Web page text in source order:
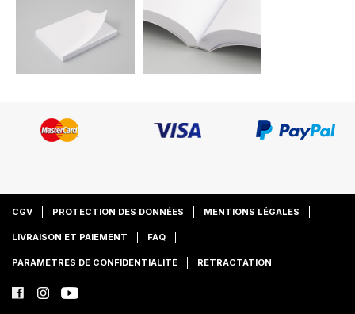
CGV PROTECTION DES DONNÉES MENTIONS LÉGALES
LIVRAISON ET PAIEMENT FAQ
PARAMÈTRES DE CONFIDENTIALITÉ RETRACTATION